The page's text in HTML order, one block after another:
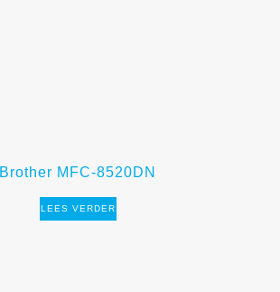
Brother MFC-8520DN
LEES VERDER